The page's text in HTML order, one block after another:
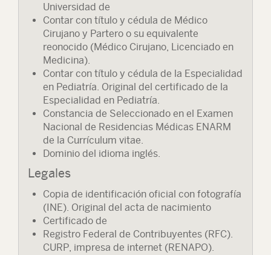
Universidad de
Contar con título y cédula de Médico
Cirujano y Partero o su equivalente
reonocido (Médico Cirujano, Licenciado en
Medicina).
Contar con título y cédula de la Especialidad
en Pediatría. Original del certificado de la
Especialidad en Pediatría.
Constancia de Seleccionado en el Examen
Nacional de Residencias Médicas ENARM
de la Currículum vitae.
Dominio del idioma inglés.
Legales
Copia de identificación oficial con fotografía
(INE). Original del acta de nacimiento
Certificado de
Registro Federal de Contribuyentes (RFC).
CURP, impresa de internet (RENAPO).